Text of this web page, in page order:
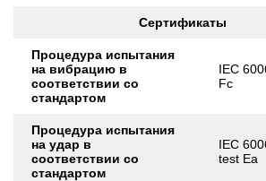
Сертификаты
Процедура испытания
на вибрацию в
соответствии со
стандартом
IEC
Fc
Процедура испытания
на удар в
соответствии со
стандартом
IEC
test Ea